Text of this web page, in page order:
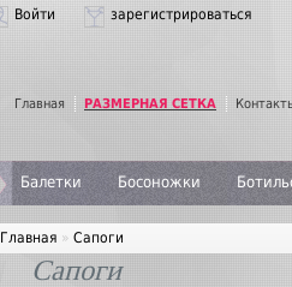
Войти зарегистрироваться
Главная РАЗМЕРНАЯ СЕТКА
Балетки Босоножки
Главная » Сапоги
Сапоги